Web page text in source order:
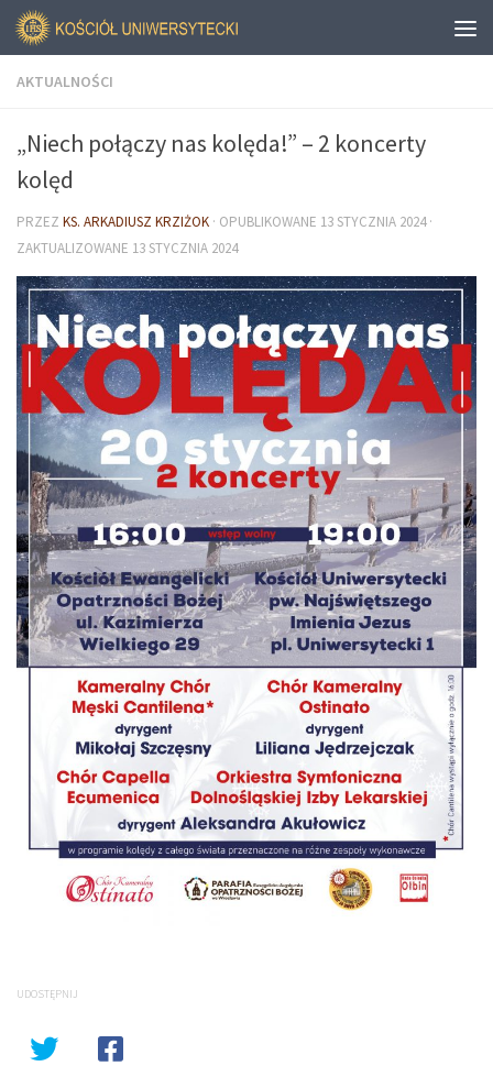
AKTUALNOŚCI
„Niech połączy nas kolęda!” – 2 koncerty
kolęd
PRZEZ KS. ARKADIUSZ KRZIŻOK · OPUBLIKOWANE 13 STYCZNIA 2024·
ZAKTUALIZOWANE 13 STYCZNIA 2024
UDOSTĘPNIJ